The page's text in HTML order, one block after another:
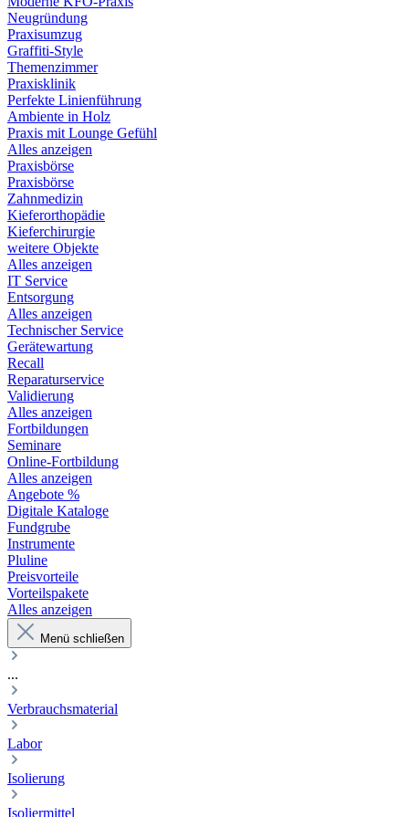
Neugründung
Praxisumzug
Graffiti-Style
Themenzimmer
Praxisklinik
Perfekte Linienführung
Ambiente in Holz
Praxis mit Lounge Gefühl
Alles anzeigen
Praxisbörse
Praxisbörse
Zahnmedizin
Kieferorthopädie
Kieferchirurgie
weitere Objekte
Alles anzeigen
IT Service
Entsorgung
Alles anzeigen
Technischer Service
Gerätewartung
Recall
Reparaturservice
Validierung
Alles anzeigen
Fortbildungen
Seminare
Online-Fortbildung
Alles anzeigen
Angebote %
Digitale Kataloge
Fundgrube
Instrumente
Pluline
Preisvorteile
Vorteilspakete
Alles anzeigen
Menü schließen
...
Verbrauchsmaterial
Labor
Isolierung
Isoliermittel